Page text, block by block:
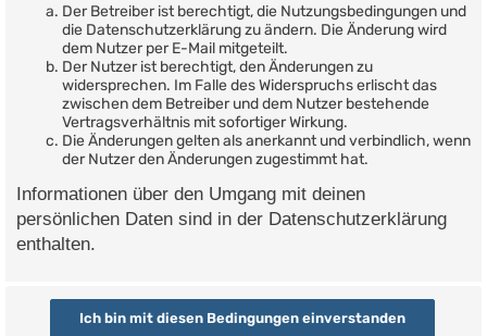
Der Betreiber ist berechtigt, die Nutzungsbedingungen und
die Datenschutzerklärung zu ändern. Die Änderung wird
dem Nutzer per E-Mail mitgeteilt.
Der Nutzer ist berechtigt, den Änderungen zu
widersprechen. Im Falle des Widerspruchs erlischt das
zwischen dem Betreiber und dem Nutzer bestehende
Vertragsverhältnis mit sofortiger Wirkung.
Die Änderungen gelten als anerkannt und verbindlich, wenn
der Nutzer den Änderungen zugestimmt hat.
Informationen über den Umgang mit deinen
persönlichen Daten sind in der Datenschutzerklärung
enthalten.